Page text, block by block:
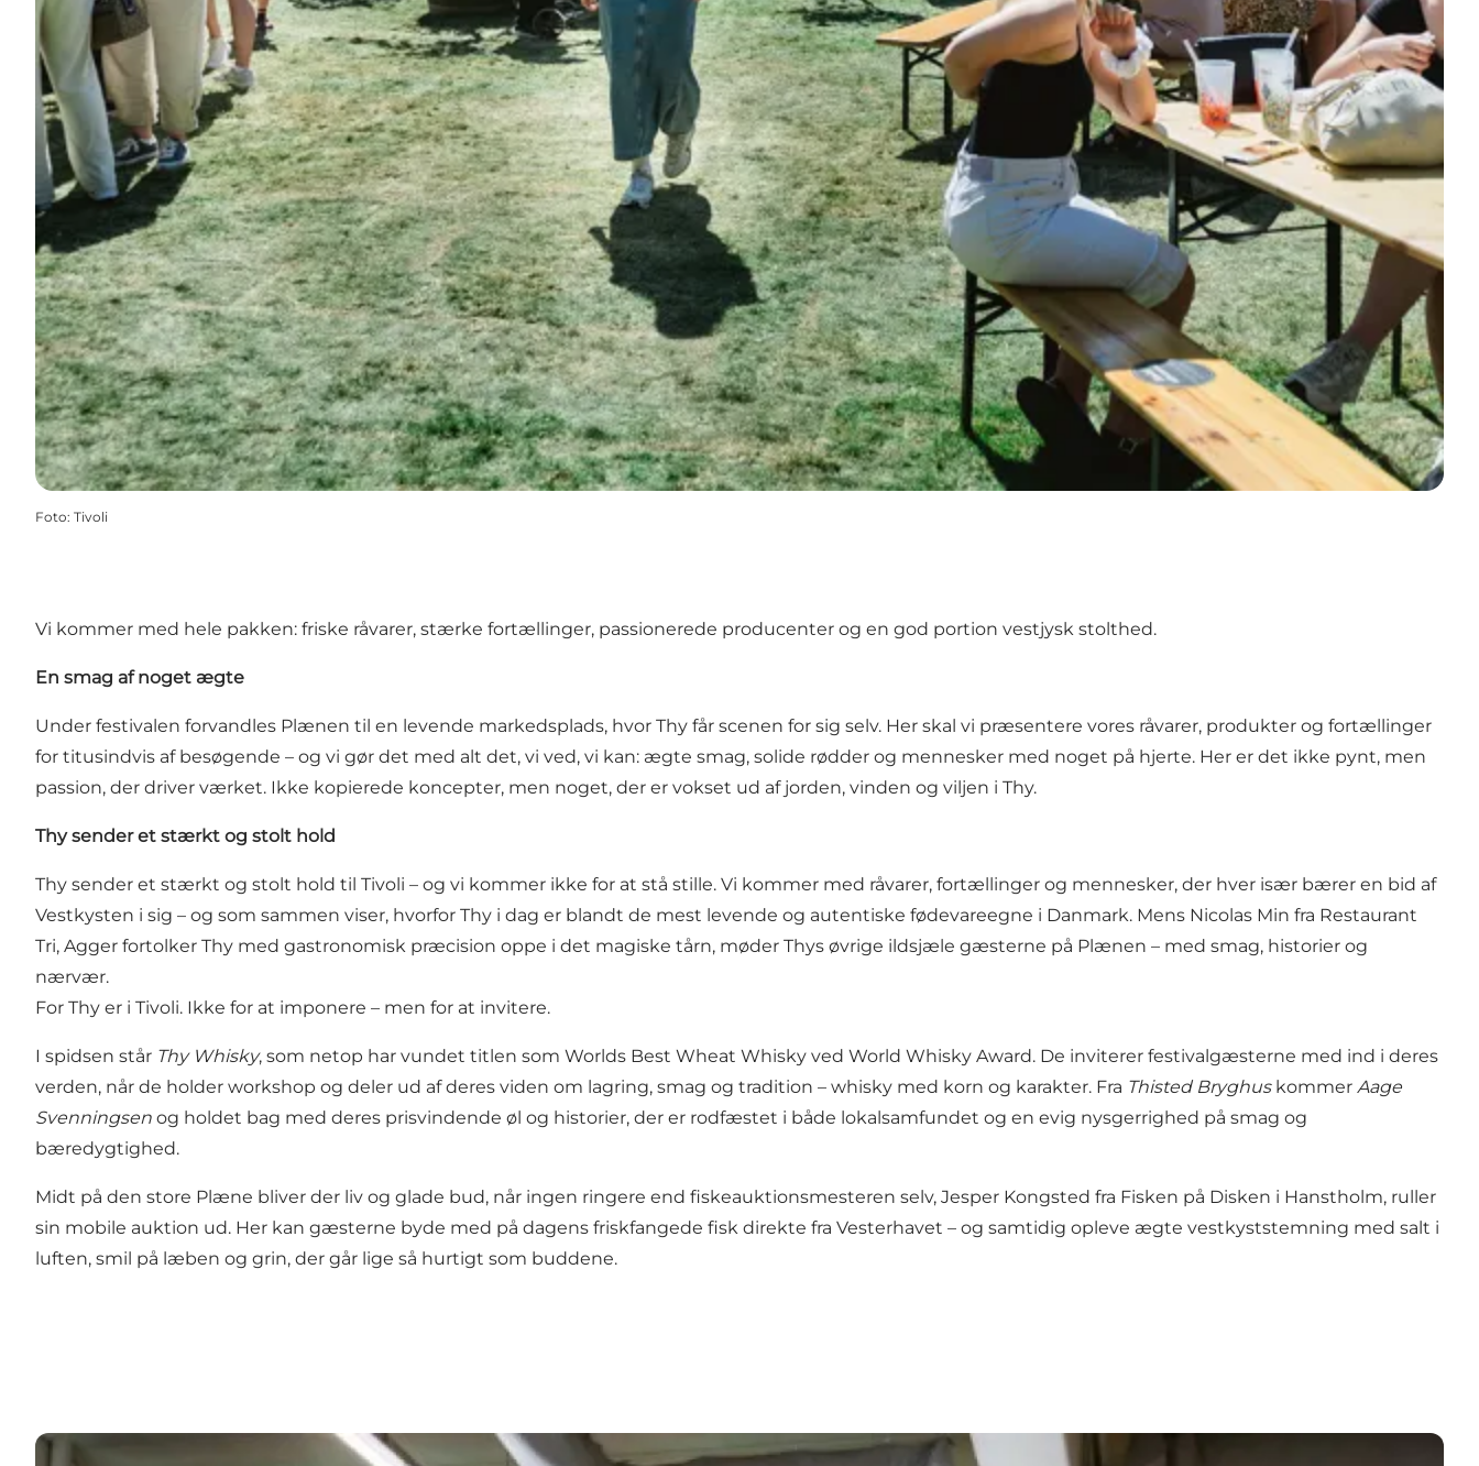
Foto: Tivoli
Vi kommer med hele pakken: friske råvarer, stærke fortællinger, passionerede producenter og en god portion vestjysk stolthed.
En smag af noget ægte
Under festivalen forvandles Plænen til en levende markedsplads, hvor Thy får scenen for sig selv. Her skal vi præsentere vores råvarer, produkter og fortællinger
for titusindvis af besøgende – og vi gør det med alt det, vi ved, vi kan: ægte smag, solide rødder og mennesker med noget på hjerte. Her er det ikke pynt, men
passion, der driver værket. Ikke kopierede koncepter, men noget, der er vokset ud af jorden, vinden og viljen i Thy.
Thy sender et stærkt og stolt hold
Thy sender et stærkt og stolt hold til Tivoli – og vi kommer ikke for at stå stille. Vi kommer med råvarer, fortællinger og mennesker, der hver især bærer en bid af
Vestkysten i sig – og som sammen viser, hvorfor Thy i dag er blandt de mest levende og autentiske fødevareegne i Danmark. Mens Nicolas Min fra Restaurant
Tri, Agger fortolker Thy med gastronomisk præcision oppe i det magiske tårn, møder Thys øvrige ildsjæle gæsterne på Plænen – med smag, historier og
nærvær.
For Thy er i Tivoli. Ikke for at imponere – men for at invitere.
I spidsen står Thy Whisky, som netop har vundet titlen som Worlds Best Wheat Whisky ved World Whisky Award. De inviterer festivalgæsterne med ind i deres
verden, når de holder workshop og deler ud af deres viden om lagring, smag og tradition – whisky med korn og karakter. Fra Thisted Bryghuskommer Aage
Svenningsen og holdet bag med deres prisvindende øl og historier, der er rodfæstet i både lokalsamfundet og en evig nysgerrighed på smag og
bæredygtighed.
Midt på den store Plæne bliver der liv og glade bud, når ingen ringere end fiskeauktionsmesteren selv, Jesper Kongsted fra Fisken på Disken i Hanstholm, ruller
sin mobile auktion ud. Her kan gæsterne byde med på dagens friskfangede fisk direkte fra Vesterhavet – og samtidig opleve ægte vestkyststemning med salt i
luften, smil på læben og grin, der går lige så hurtigt som buddene.